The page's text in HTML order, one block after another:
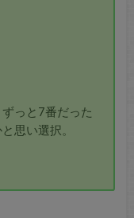
っと7番だった
思い選択。